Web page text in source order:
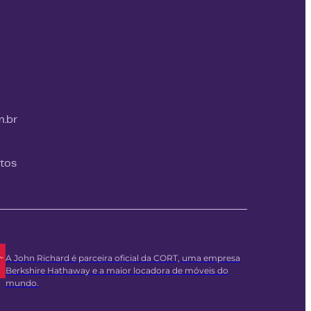
A John Richard é parceira oficial da CORT, uma empresa
Berkshire Hathaway e a maior locadora de móveis do
mundo.